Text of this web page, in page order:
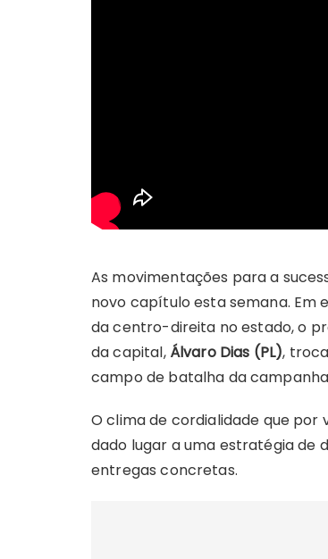
As movimentações para a
novo capítulo esta semana. Em
da centro-direita no estado, o
da capital, Álvaro Dias (PL),
campo de batalha da
O clima de cordialidade que
dado lugar a uma estratégia de
entregas concretas.